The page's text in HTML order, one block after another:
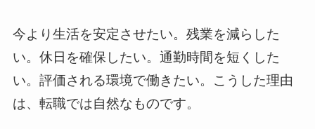
今より生活を安定させたい。残業を減らした
い。休日を確保したい。通勤時間を短くした
い。評価される環境で働きたい。こうした理由
は、転職では自然なものです。